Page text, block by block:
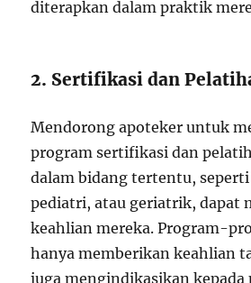
diterapkan dalam praktik
2. Sertifikasi dan
Mendorong apoteker untuk
program sertifikasi dan
dalam bidang tertentu,
pediatri, atau geriatrik, dapat
keahlian mereka. Program-
hanya memberikan keahlian
juga mengindikasikan kepada